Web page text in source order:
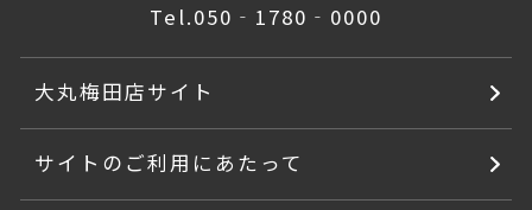
Tel.050‐1780‐0000
大丸梅田店サイト
サイトのご利用にあたって